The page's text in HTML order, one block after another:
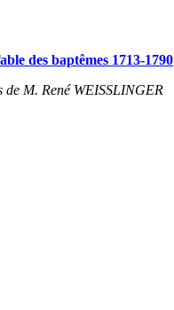
des baptêmes 1713-1790
de M. René WEISSLINGER